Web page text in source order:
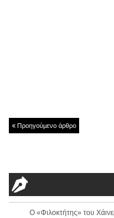
Προηγούμενο άρθρο
Ο «Φιλοκτήτης» του